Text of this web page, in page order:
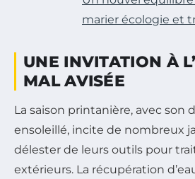
marier écologie et
UNE INVITATION À
MAL AVISÉE
La saison printanière, avec son
ensoleillé, incite de nombreux
délester de leurs outils pour
extérieurs. La récupération